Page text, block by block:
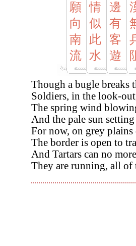
願
向
南
流
情
似
此
水
邊
有
客
遊
Though a bugle breaks
Soldiers, in the look-
The spring wind
And the pale sun
For now, on grey
The border is open to
And Tartars can no
They are running, all of